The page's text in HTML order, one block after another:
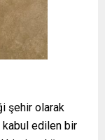
şehir olarak
kabul edilen bir